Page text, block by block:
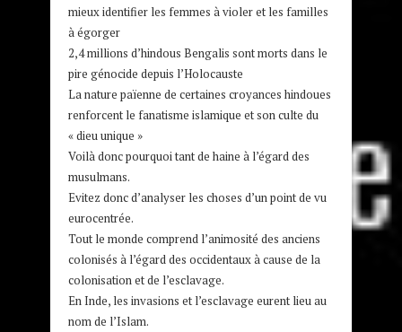
mieux identifier les femmes à violer et les familles
à égorger
2,4 millions d’hindous Bengalis sont morts dans le
pire génocide depuis l’Holocauste
La nature païenne de certaines croyances hindoues
renforcent le fanatisme islamique et son culte du
« dieu unique »
Voilà donc pourquoi tant de haine à l’égard des
musulmans.
Evitez donc d’analyser les choses d’un point de vu
eurocentrée.
Tout le monde comprend l’animosité des anciens
colonisés à l’égard des occidentaux à cause de la
colonisation et de l’esclavage.
En Inde, les invasions et l’esclavage eurent lieu au
nom de l’Islam.